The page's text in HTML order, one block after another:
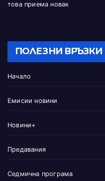
това приема новак
ПОЛЕЗНИ ВРЪЗКИ
Начало
Емисии новини
Новини+
Предавания
Седмична програма